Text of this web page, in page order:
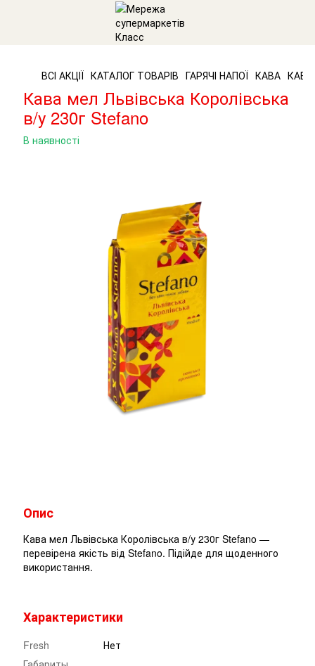
ВСІ АКЦІЇ КАТАЛОГ ТОВАРІВ ГАРЯЧІ НАПОЇ КАВА КАВА
Кава мел Львівська Королівська
в/у 230г Stefano
В наявності
Опис
Кава мел Львівська Королівська в/у 230г Stefano —
перевірена якість від Stefano. Підійде для щоденного
використання.
Характеристики
Fresh
Нет